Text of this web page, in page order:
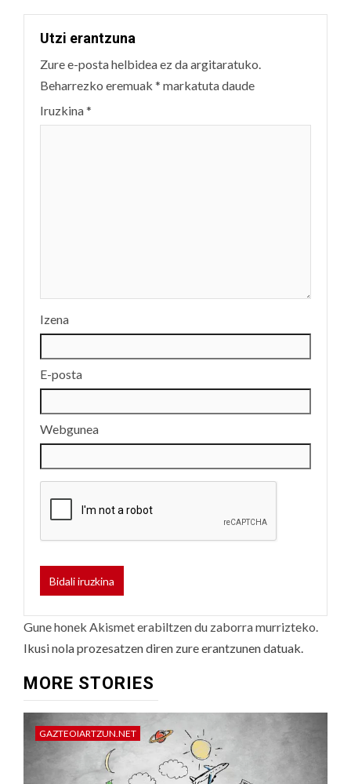
Utzi erantzuna
Zure e-posta helbidea ez da argitaratuko.
Beharrezko eremuak * markatuta daude
Iruzkina*
Izena
E-posta
Webgunea
Gune honek Akismet erabiltzen du zaborra murrizteko.
Ikusi nola prozesatzen diren zure erantzunen datuak.
MORE STORIES
GAZTEOIARTZUN.NET